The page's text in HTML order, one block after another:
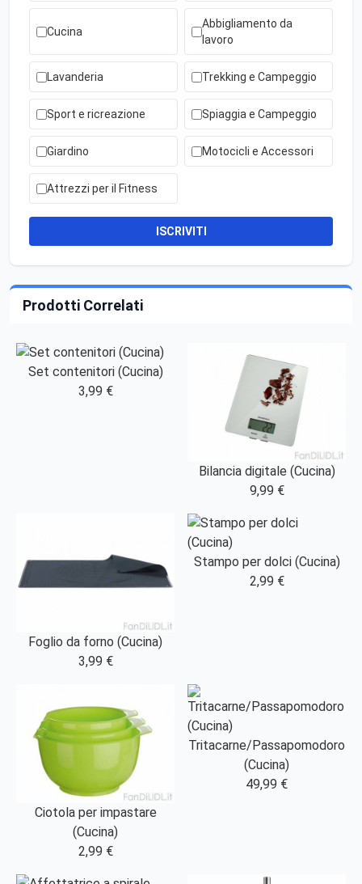
Cucina
Abbigliamento da
lavoro
Lavanderia Trekking e Campeggio
Sport e ricreazione Spiaggia e Campeggio
Giardino Motocicli e Accessori
Attrezzi per il Fitness
ISCRIVITI
Prodotti Correlati
Set contenitori (Cucina)
3,99 €
Bilancia digitale (Cucina)
9,99 €
Foglio da forno (Cucina)
3,99 €
Stampo per dolci (Cucina)
2,99 €
Ciotola per impastare
(Cucina)
2,99 €
Tritacarne/Passapomodoro
(Cucina)
49,99 €